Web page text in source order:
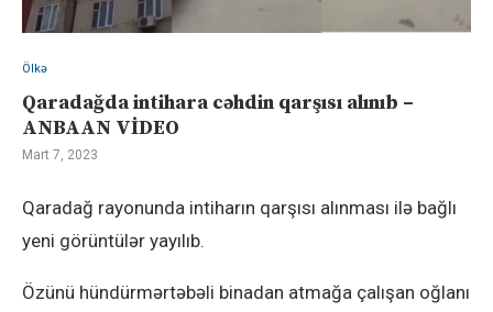
Ölkə
Qaradağda intihara cəhdin qarşısı alınıb –
ANBAAN VİDEO
Mart 7, 2023
Qaradağ rayonunda intiharın qarşısı alınması ilə bağlı
yeni görüntülər yayılıb.
Özünü hündürmərtəbəli binadan atmağa çalışan oğlanı